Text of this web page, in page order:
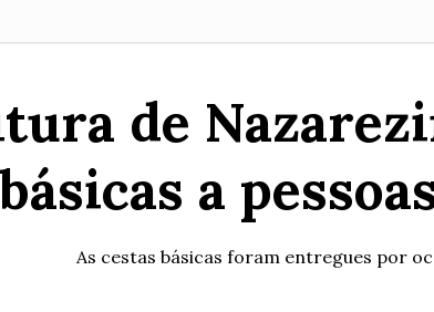
de
básicas a
As cestas básicas foram entregues por